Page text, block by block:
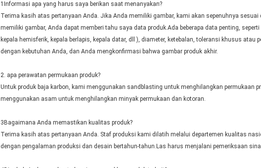
1Informasi apa yang harus saya berikan saat menanyakan?
Terima kasih atas pertanyaan Anda. Jika Anda memiliki gambar, kami akan sepenuhnya
memiliki gambar, Anda dapat memberi tahu saya data produk.Ada beberapa data penting,
kepala hemisferik, kepala berlapis, kepala datar, dll ), diameter, ketebalan, toleransi khusus
dengan kebutuhan Anda, dan Anda mengkonfirmasi bahwa gambar produk akhir.
2. apa perawatan permukaan produk?
Untuk produk baja karbon, kami menggunakan sandblasting untuk menghilangkan permukaan
menggunakan asam untuk menghilangkan minyak permukaan dan kotoran.
3Bagaimana Anda memastikan kualitas produk?
Terima kasih atas pertanyaan Anda. Staf produksi kami dilatih melalui departemen kualitas
dengan pengalaman produksi dan desain bertahun-tahun.Las harus menjalani pemeriksaan